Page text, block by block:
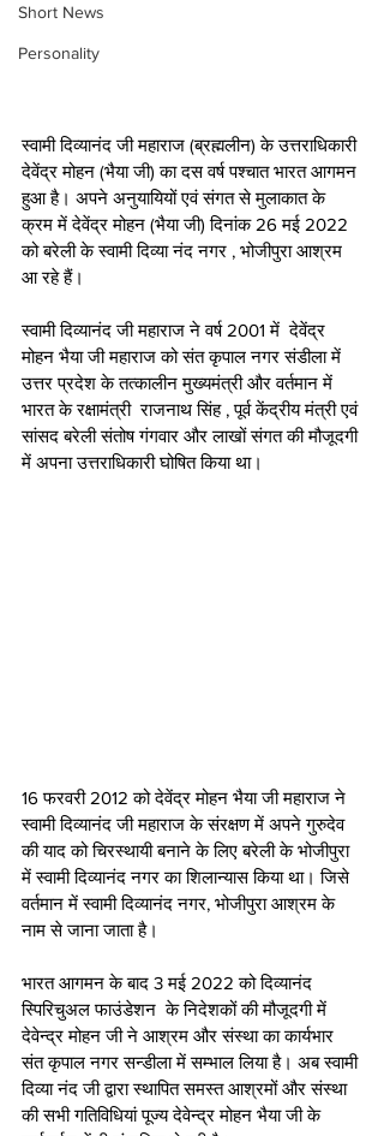
Short News
Personality
स्वामी दिव्यानंद जी महाराज (ब्रह्मलीन) के उत्तराधिकारी
देवेंद्र मोहन (भैया जी) का दस वर्ष पश्चात भारत आगमन
हुआ है। अपने अनुयायियों एवं संगत से मुलाकात के
क्रम में देवेंद्र मोहन (भैया जी) दिनांक 26 मई 2022
को बरेली के स्वामी दिव्या नंद नगर , भोजीपुरा आश्रम
आ रहे हैं।
स्वामी दिव्यानंद जी महाराज ने वर्ष 2001 में  देवेंद्र
मोहन भैया जी महाराज को संत कृपाल नगर संडीला में
उत्तर प्रदेश के तत्कालीन मुख्यमंत्री और वर्तमान में
भारत के रक्षामंत्री  राजनाथ सिंह , पूर्व केंद्रीय मंत्री एवं
सांसद बरेली संतोष गंगवार और लाखों संगत की मौजूदगी
में अपना उत्तराधिकारी घोषित किया था।
16 फरवरी 2012 को देवेंद्र मोहन भैया जी महाराज ने
स्वामी दिव्यानंद जी महाराज के संरक्षण में अपने गुरुदेव
की याद को चिरस्थायी बनाने के लिए बरेली के भोजीपुरा
में स्वामी दिव्यानंद नगर का शिलान्यास किया था। जिसे
वर्तमान में स्वामी दिव्यानंद नगर, भोजीपुरा आश्रम के
नाम से जाना जाता है।
भारत आगमन के बाद 3 मई 2022 को दिव्यानंद
स्पिरिचुअल फाउंडेशन  के निदेशकों की मौजूदगी में
देवेन्द्र मोहन जी ने आश्रम और संस्था का कार्यभार
संत कृपाल नगर सन्डीला में सम्भाल लिया है। अब स्वामी
दिव्या नंद जी द्वारा स्थापित समस्त आश्रमों और संस्था
की सभी गतिविधियां पूज्य देवेन्द्र मोहन भैया जी के